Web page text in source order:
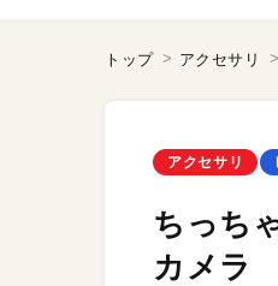
トップ アクセサリ
アクセサリ
ちっち
カメラ